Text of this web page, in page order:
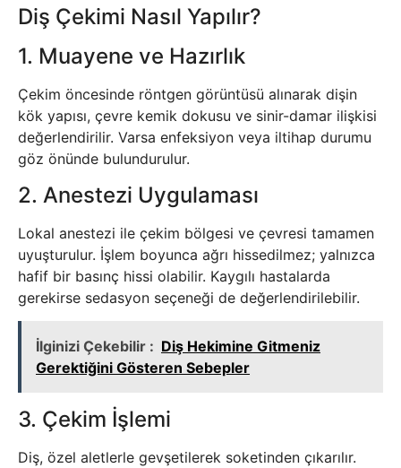
Diş Çekimi Nasıl Yapılır?
1. Muayene ve Hazırlık
Çekim öncesinde röntgen görüntüsü alınarak dişin
kök yapısı, çevre kemik dokusu ve sinir-damar ilişkisi
değerlendirilir. Varsa enfeksiyon veya iltihap durumu
göz önünde bulundurulur.
2. Anestezi Uygulaması
Lokal anestezi ile çekim bölgesi ve çevresi tamamen
uyuşturulur. İşlem boyunca ağrı hissedilmez; yalnızca
hafif bir basınç hissi olabilir. Kaygılı hastalarda
gerekirse sedasyon seçeneği de değerlendirilebilir.
İlginizi Çekebilir : Diş Hekimine Gitmeniz
Gerektiğini Gösteren Sebepler
3. Çekim İşlemi
Diş, özel aletlerle gevşetilerek soketinden çıkarılır.